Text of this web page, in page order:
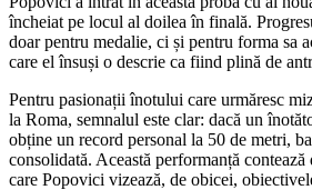
încheiat pe locul al doilea în finală.
doar pentru medalie, ci și pentru forma sa
care el însuși o descrie ca fiind plină de
Pentru pasionații înotului care urmăresc
la Roma, semnalul este clar: dacă un
obține un record personal la 50 de metri,
consolidată. Această performanță
care Popovici vizează, de obicei,